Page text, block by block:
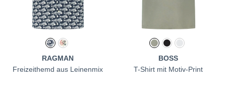
RAGMAN
Freizeithemd aus Leinenmix
BOSS
T-Shirt mit Motiv-Print